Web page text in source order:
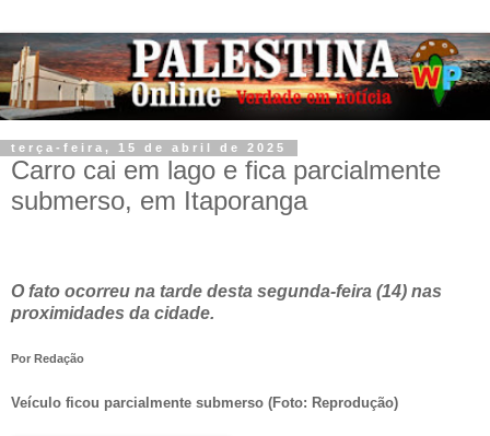
terça-feira, 15 de abril de 2025
Carro cai em lago e fica parcialmente
submerso, em Itaporanga
O fato ocorreu na tarde desta segunda-feira (14) nas
proximidades da cidade.
Por Redação
Veículo ficou parcialmente submerso (Foto: Reprodução)